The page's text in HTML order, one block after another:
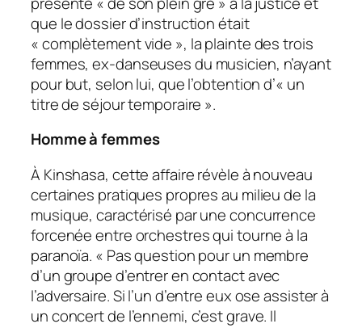
que le dossier d’instruction était
« complètement vide », la plainte des trois
femmes, ex-danseuses du musicien, n’ayant
pour but, selon lui, que l’obtention d’« un
titre de séjour temporaire ».
Homme à femmes
À Kinshasa, cette affaire révèle à nouveau
certaines pratiques propres au milieu de la
musique, caractérisé par une concurrence
forcenée entre orchestres qui tourne à la
paranoïa. « Pas question pour un membre
d’un groupe d’entrer en contact avec
l’adversaire. Si l’un d’entre eux ose assister à
un concert de l’ennemi, c’est grave. Il